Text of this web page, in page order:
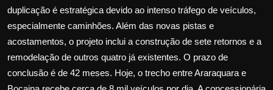
duplicação é estratégica devido ao intenso tráfego de veículos,
especialmente caminhões. Além das novas pistas e
acostamentos, o projeto inclui a construção de sete retornos e a
remodelação de outros quatro já existentes. O prazo de
conclusão é de 42 meses. Hoje, o trecho entre Araraquara e